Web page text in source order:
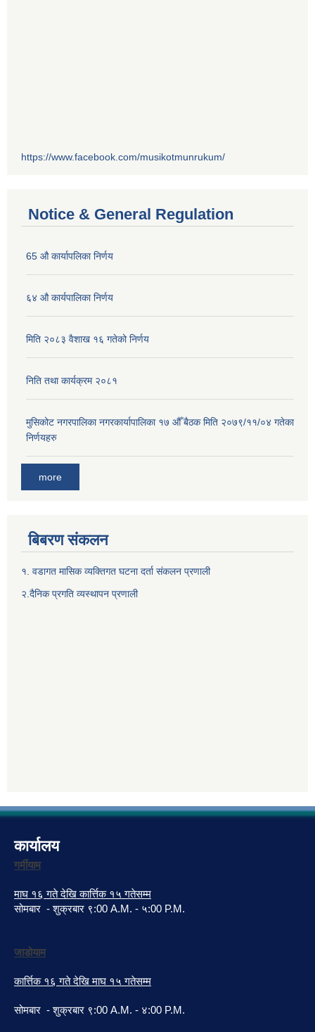
https://www.facebook.com/musikotmunrukum/
Notice & General Regulation
65 औ कार्यापलिका निर्णय
६४ औ कार्यपालिका निर्णय
मिति २०८३ वैशाख १६ गतेको निर्णय
निति तथा कार्यक्रम २०८१
मुसिकोट नगरपालिका नगरकार्यापालिका १७ औँ बैठक मिति २०७९/११/०४ गतेका
निर्णयहरु
more
बिबरण संकलन
१. वडागत मासिक व्यक्तिगत घटना दर्ता संकलन प्रणाली
२.दैनिक प्रगति व्यस्थापन प्रणाली
कार्यालय
गर्मीयाम
माघ १६ गते देखि कार्त्तिक १५ गतेसम्म
सोमबार - शुक्रबार ९:00 A.M. - ५:00 P.M.
जाडोयाम
कार्त्तिक १६ गते देखि माघ १५ गतेसम्म
सोमबार - शुक्रबार ९:00 A.M. - ४:00 P.M.